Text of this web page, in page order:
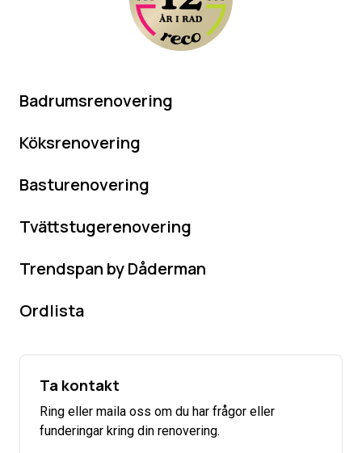
Badrumsrenovering
Köksrenovering
Basturenovering
Tvättstugerenovering
Trendspan by Dåderman
Ordlista
Ta kontakt
Ring eller maila oss om du har frågor eller
funderingar kring din renovering.